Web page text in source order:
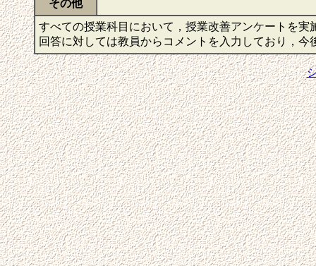
その他
すべての授業科目において，授業改善アンケートを
回答に対しては教員からコメントを入力しており，